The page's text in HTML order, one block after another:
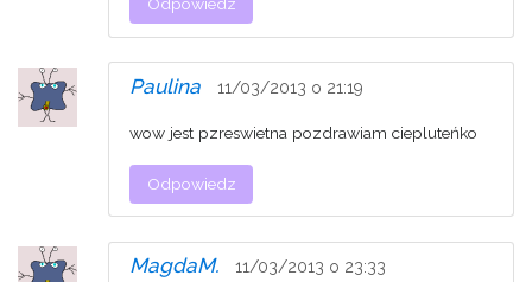
Odpowiedz
Paulina 11/03/2013 o 21:19
wow jest pzreswietna pozdrawiam ciepluteńko
Odpowiedz
MagdaM. 11/03/2013 o 23:33